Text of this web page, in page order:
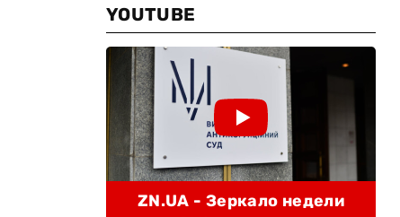
YOUTUBE
ZN.UA - Зеркало недели